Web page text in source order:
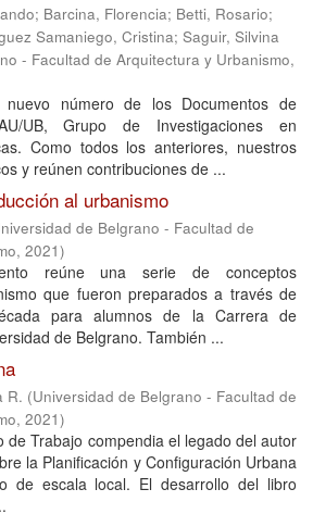
; Barcina, Florencia; Betti, Rosario;
Samaniego, Cristina; Saguir, Silvina
- Facultad de Arquitectura y Urbanismo,
nuevo número de los Documentos de
UB, Grupo de Investigaciones en
Como todos los anteriores, nuestros
y reúnen contribuciones de ...
al urbanismo
de Belgrano - Facultad de
, 2021)
reúne una serie de conceptos
que fueron preparados a través de
para alumnos de la Carrera de
de Belgrano. También ...
R. (Universidad de Belgrano - Facultad de
, 2021)
de Trabajo compendia el legado del autor
la Planificación y Configuración Urbana
de escala local. El desarrollo del libro